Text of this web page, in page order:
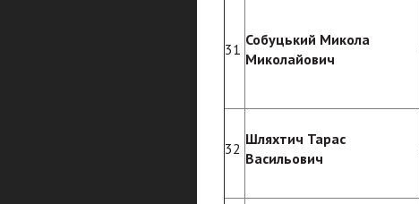
31
Собуцький Микола
Миколайович
32
Шляхтич Тарас
Васильович